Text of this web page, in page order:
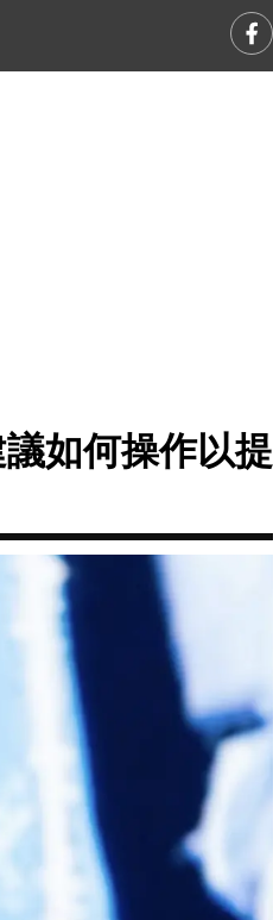
如何操作以提